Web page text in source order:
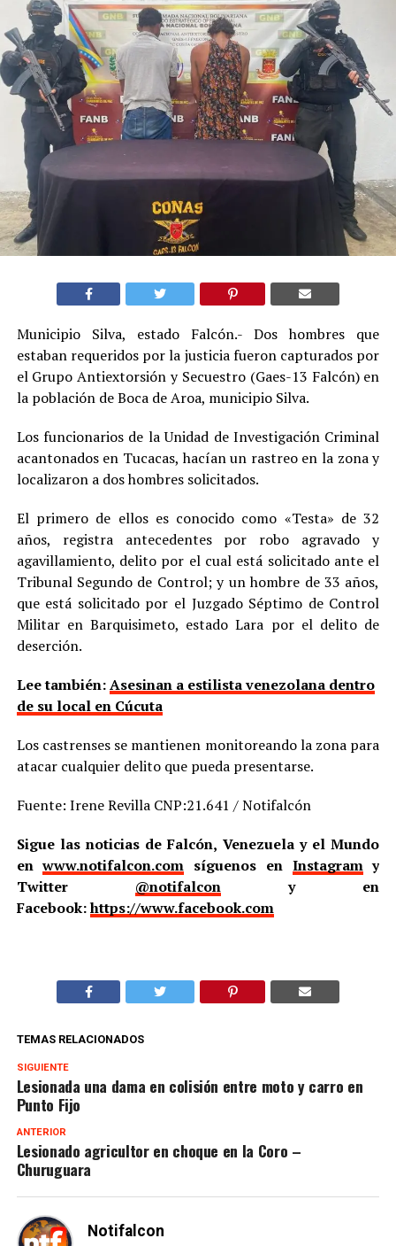
Municipio Silva, estado Falcón.- Dos hombres que
estaban requeridos por la justicia fueron capturados por
el Grupo Antiextorsión y Secuestro (Gaes-13 Falcón) en
la población de Boca de Aroa, municipio Silva.
Los funcionarios de la Unidad de Investigación Criminal
acantonados en Tucacas, hacían un rastreo en la zona y
localizaron a dos hombres solicitados.
El primero de ellos es conocido como «Testa» de 32
años, registra antecedentes por robo agravado y
agavillamiento, delito por el cual está solicitado ante el
Tribunal Segundo de Control; y un hombre de 33 años,
que está solicitado por el Juzgado Séptimo de Control
Militar en Barquisimeto, estado Lara por el delito de
deserción.
Lee también:Asesinan a estilista venezolana dentro
de su local en Cúcuta
Los castrenses se mantienen monitoreando la zona para
atacar cualquier delito que pueda presentarse.
Fuente: Irene Revilla CNP:21.641 / Notifalcón
Sigue las noticias de Falcón, Venezuela y el Mundo
enwww.notifalcon.com síguenos en Instagramy
Twitter @notifalcony en
Facebook:https://www.facebook.com
TEMAS RELACIONADOS
SIGUIENTE
Lesionada una dama en colisión entre moto y carro en
Punto Fijo
ANTERIOR
Lesionado agricultor en choque en la Coro –
Churuguara
Notifalcon